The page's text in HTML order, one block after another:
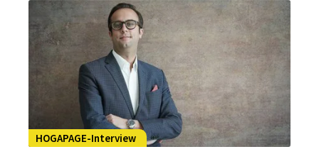
antreten. Wohnen werden die Fußballspielerinnen
im Wellnesshotel Golf Panorama. Wieso sich die
Waliserinnen für das Vier-Sterne-Superior Design-
und Wellnesshotel entschieden haben und was
sie dort erwartet, verrät Hoteldirektor Alexandre
Spatz im exklusiven Interview mit HOGAPAGE.
HOGAPAGE-Interview